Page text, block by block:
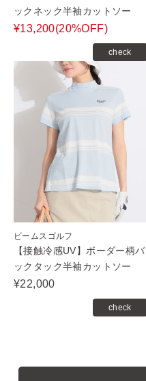
ックネック半袖カットソー
¥13,200(20%OFF)
check
ビームスゴルフ
【接触冷感UV】ボーダー柄バ
ックタック半袖カットソー
¥22,000
check